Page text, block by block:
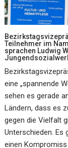
Teilnehmer im
sprachen Ludwig
eine „spannende
sehen es gerade
Ländern, dass es
gegen die Vielfalt
Unterschieden. Es
einen